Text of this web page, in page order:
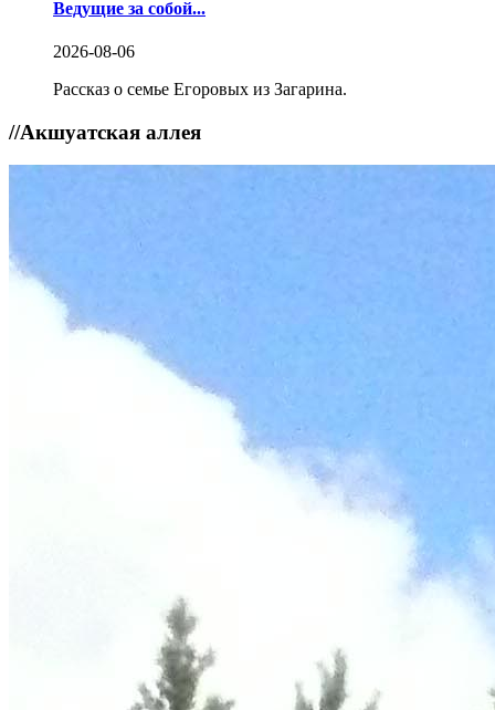
Ведущие за собой...
2026-08-06
Рассказ о семье Егоровых из Загарина.
//Акшуатская аллея